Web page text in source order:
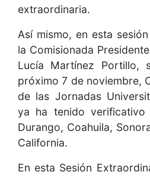
extraordinaria.
Así mismo, en esta
la Comisionada
Lucía Martínez Portillo,
próximo 7 de noviembre,
de las Jornadas
ya ha tenido
Durango, Coahuila,
California.
En esta Sesión